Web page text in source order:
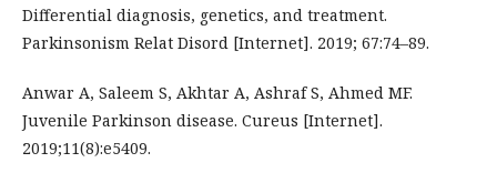
Differential diagnosis, genetics, and treatment.
Parkinsonism Relat Disord [Internet]. 2019; 67:74–89.
Anwar A, Saleem S, Akhtar A, Ashraf S, Ahmed MF.
Juvenile Parkinson disease. Cureus [Internet].
2019;11(8):e5409.